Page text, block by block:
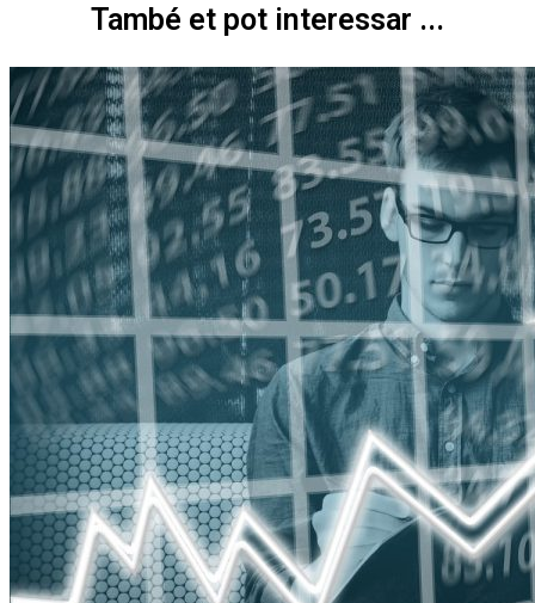
També et pot interessar ...